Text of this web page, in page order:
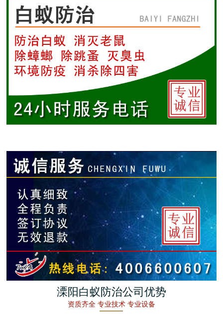
射阳白蚁防治
建湖白蚁防治
东台白蚁防治
涟水白蚁防治
金湖白蚁防治
杭州白蚁防治
建德白蚁防治
桐庐白蚁防治
淳安白蚁防治
宁波白蚁防治
溧阳白蚁防治公司优势
资质齐全 专业技术 专业设备